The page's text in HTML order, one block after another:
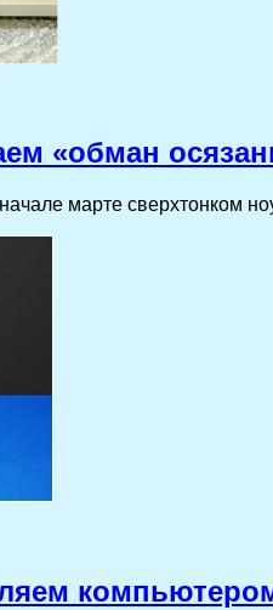
«обман
марте сверхтонком